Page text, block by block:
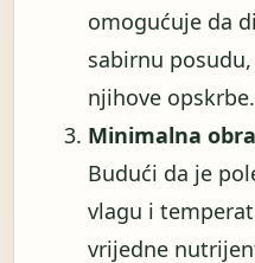
omogućuje da
sabirnu
njihove opskrbe.
Minimalna
Budući da je
vlagu i
vrijedne